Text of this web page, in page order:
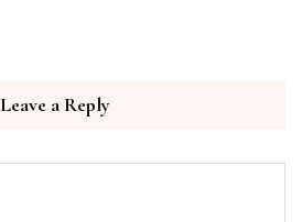
Leave a Reply